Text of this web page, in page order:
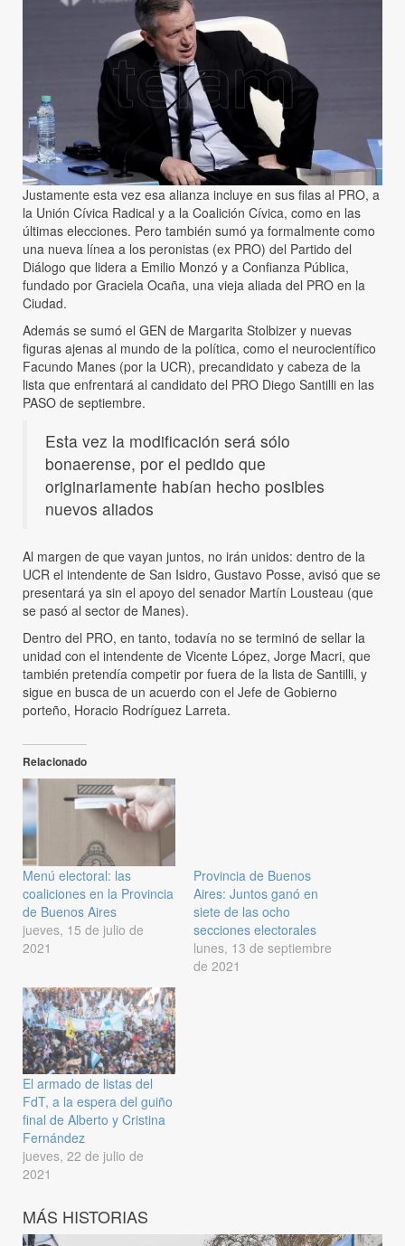
Justamente esta vez esa alianza incluye en sus filas al PRO, a
la Unión Cívica Radical y a la Coalición Cívica, como en las
últimas elecciones. Pero también sumó ya formalmente como
una nueva línea a los peronistas (ex PRO) del Partido del
Diálogo que lidera a Emilio Monzó y a Confianza Pública,
fundado por Graciela Ocaña, una vieja aliada del PRO en la
Ciudad.
Además se sumó el GEN de Margarita Stolbizer y nuevas
figuras ajenas al mundo de la política, como el neurocientífico
Facundo Manes (por la UCR), precandidato y cabeza de la
lista que enfrentará al candidato del PRO Diego Santilli en las
PASO de septiembre.
Esta vez la modificación será sólo
bonaerense, por el pedido que
originariamente habían hecho posibles
nuevos aliados
Al margen de que vayan juntos, no irán unidos: dentro de la
UCR el intendente de San Isidro, Gustavo Posse, avisó que se
presentará ya sin el apoyo del senador Martín Lousteau (que
se pasó al sector de Manes).
Dentro del PRO, en tanto, todavía no se terminó de sellar la
unidad con el intendente de Vicente López, Jorge Macri, que
también pretendía competir por fuera de la lista de Santilli, y
sigue en busca de un acuerdo con el Jefe de Gobierno
porteño, Horacio Rodríguez Larreta.
Relacionado
Menú electoral: las
coaliciones en la Provincia
de Buenos Aires
jueves, 15 de julio de
2021
Provincia de Buenos
Aires: Juntos ganó en
siete de las ocho
secciones electorales
lunes, 13 de septiembre
de 2021
El armado de listas del
FdT, a la espera del guiño
final de Alberto y Cristina
Fernández
jueves, 22 de julio de
2021
MÁS HISTORIAS